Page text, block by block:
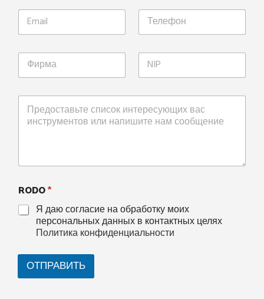
RODO*
Я даю согласие на обработку моих
персональных данных в контактных целях
Политика конфиденциальности
ОТПРАВИТЬ